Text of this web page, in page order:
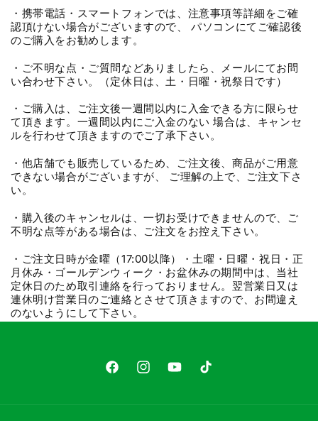
・携帯電話・スマートフォンでは、注意事項等詳細をご確
認頂けない場合がございますので、 パソコンにてご確認後
のご購入をお勧めします。
・ご不明な点・ご質問などありましたら、メールにてお問
い合わせ下さい。（定休日は、土・日曜・祝祭日です）
・ご購入は、ご注文後一週間以内に入金できる方に限らせ
て頂きます。一週間以内にご入金のない 場合は、キャンセ
ルを行わせて頂きますのでご了承下さい。
・他店舗でも販売しているため、ご注文後、商品がご用意
できない場合がございますが、 ご理解の上で、ご注文下さ
い。
・購入後のキャンセルは、一切お受けできませんので、ご
不明な点等がある場合は、ご注文をお控え下さい。
・ご注文日時が金曜（17:00以降）・土曜・日曜・祝日・正
月休み・ゴールデンウィーク・お盆休みの期間中は、当社
定休日のため取引連絡を行っておりません。翌営業日又は
連休明け営業日のご連絡とさせて頂きますので、お間違え
のないようにして下さい。
FacebookInstagramYouTubeTikTok